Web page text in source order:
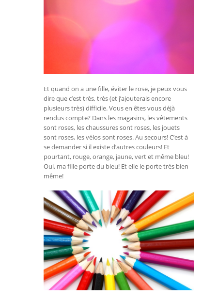
Et quand on a une fille, éviter le rose, je peux vous
dire que c’est très, très (et j’ajouterais encore
plusieurs très) difficile. Vous en êtes vous déjà
rendus compte? Dans les magasins, les vêtements
sont roses, les chaussures sont roses, les jouets
sont roses, les vélos sont roses. Au secours! C’est à
se demander si il existe d’autres couleurs! Et
pourtant, rouge, orange, jaune, vert et même bleu!
Oui, ma fille porte du bleu! Et elle le porte très bien
même!